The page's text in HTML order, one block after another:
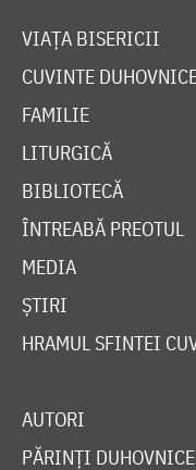
VIAȚA BISERICII
CUVINTE
FAMILIE
LITURGICĂ
BIBLIOTECĂ
ÎNTREABĂ PREOTUL
MEDIA
ȘTIRI
HRAMUL SFINTEI
AUTORI
PĂRINȚI